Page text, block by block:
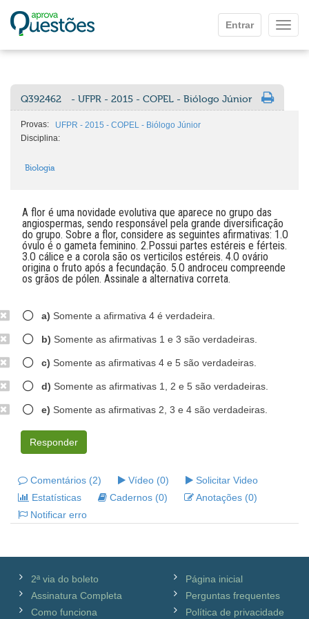
Entrar
Q392462 - UFPR - 2015 - COPEL - Biólogo Júnior
Provas:
UFPR - 2015 - COPEL - Biólogo Júnior
Disciplina:
Biologia
A flor é uma novidade evolutiva que aparece no grupo das
angiospermas, sendo responsável pela grande diversificação
do grupo. Sobre a flor, considere as seguintes afirmativas: 1.O
óvulo é o gameta feminino. 2.Possui partes estéreis e férteis.
3.O cálice e a corola são os verticilos estéreis. 4.O ovário
origina o fruto após a fecundação. 5.O androceu compreende
os grãos de pólen. Assinale a alternativa correta.
a) Somente a afirmativa 4 é verdadeira.
b) Somente as afirmativas 1 e 3 são verdadeiras.
c) Somente as afirmativas 4 e 5 são verdadeiras.
d) Somente as afirmativas 1, 2 e 5 são verdadeiras.
e) Somente as afirmativas 2, 3 e 4 são verdadeiras.
Responder
Comentários (2) Vídeo (0)
Solicitar Video
Estatísticas
Cadernos (0)
Anotações (0)
Notificar erro
2ª via do boleto
Assinatura Completa
Como funciona
Página inicial
Perguntas frequentes
Política de privacidade